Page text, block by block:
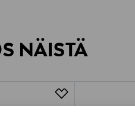
NÄISTÄ